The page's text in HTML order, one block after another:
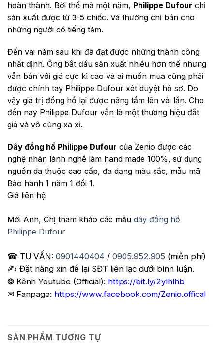
hoàn thành. Bởi thế mà một năm, Philippe Dufour chỉ
sản xuất được từ 3-5 chiếc. Và thường chỉ bán cho
những người có tiếng tăm.
Đến vài năm sau khi đã đạt được những thành công
nhất định. Ông bắt đầu sản xuất nhiều hơn thế nhưng
vẫn bán với giá cực kì cao và ai muốn mua cũng phải
được chính tay Philippe Dufour xét duyệt hồ sơ. Do
vậy giá trị đồng hồ lại được nâng tầm lên vài lần. Cho
đến nay Philippe Dufour vẫn là một thương hiệu đắt
giá và vô cùng xa xỉ.
Dây đồng hồ Philippe Dufour của Zenio được các
nghệ nhân lành nghề làm hand made 100%, sử dụng
nguồn da thuộc cao cấp, đa dạng màu sắc, mẫu mã.
Bảo hành 1 năm 1 đổi 1.
Giá liên hệ
Mời Anh, Chị tham khảo các mẫu dây đồng hồ
Philippe Dufour
☎ TƯ VẤN: 0901440404 / 0905.952.905 (miễn phí)
✍️ Đặt hàng xin để lại SĐT liên lạc dưới bình luận.
❂ Kênh Youtube (Official): https://bit.ly/2ylhlhb
✉ Fanpage: https://www.facebook.com/Zenio.offical
SẢN PHẨM TƯƠNG TỰ